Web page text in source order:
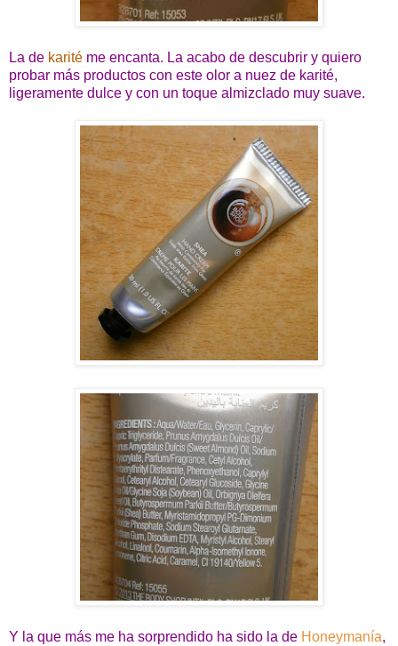
La de karité me encanta. La acabo de descubrir y quiero
probar más productos con este olor a nuez de karité,
ligeramente dulce y con un toque almizclado muy suave.
Y la que más me ha sorprendido ha sido la de Honeymanía,